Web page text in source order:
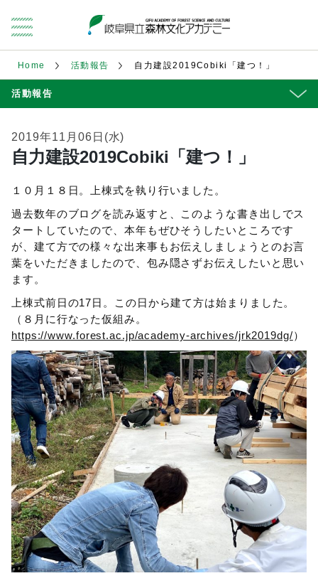
Home 活動報告 自力建設2019Cobiki「建つ！」
活動報告
2019年11月06日(水)
自力建設2019Cobiki「建つ！」
１０月１８日。上棟式を執り行いました。
過去数年のブログを読み返すと、このような書き出しでス
タートしていたので、本年もぜひそうしたいところです
が、建て方での様々な出来事もお伝えしましょうとのお言
葉をいただきましたので、包み隠さずお伝えしたいと思い
ます。
上棟式前日の17日。この日から建て方は始まりました。
（８月に行なった仮組み。
https://www.forest.ac.jp/academy-archives/jrk2019dg/）